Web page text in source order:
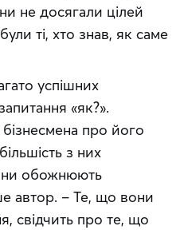
не досягали цілей
ті, хто знав, як саме
успішних
«як?».
про його
з них
обожнюють
автор. – Те, що вони
свідчить про те, що